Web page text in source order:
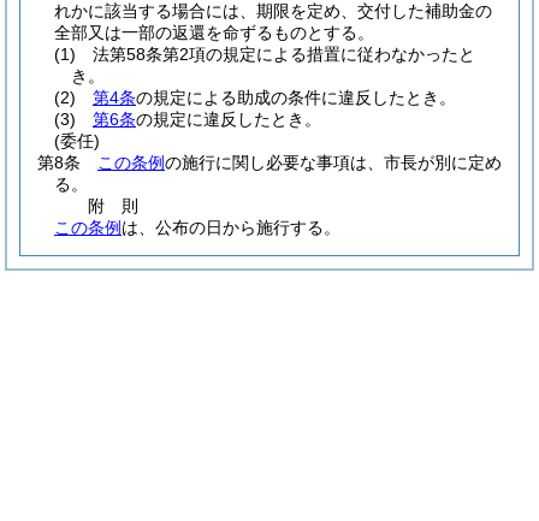
れかに該当する場合には、期限を定め、交付した補助金の
全部又は一部の返還を命ずるものとする。
(1)
法第58条第2項の規定による措置に従わなかったと
き。
(2)
第4条の規定による助成の条件に違反したとき。
(3)
第6条の規定に違反したとき。
(委任)
第8条
この条例の施行に関し必要な事項は、市長が別に定め
る。
附 則
この条例 は、公布の日から施行する。